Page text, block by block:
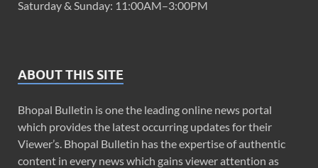
Saturday & Sunday: 11:00AM–3:00PM
ABOUT THIS SITE
Bhopal Bulletin is one the leading online news portal
which provides the latest occurring updates for their
Viewer’s. Bhopal Bulletin has the expertise of authentic
content in every news which gains viewer attention as